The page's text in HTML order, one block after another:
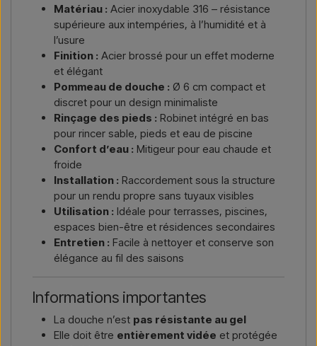
Matériau : Acier inoxydable 316 – résistance
supérieure aux intempéries, à l’humidité et à
l’usure
Finition : Acier brossé pour un effet moderne
et élégant
Pommeau de douche : Ø 6 cm compact et
discret pour un design minimaliste
Rinçage des pieds : Robinet intégré en bas
pour rincer sable, pieds et eau de piscine
Confort d’eau : Mitigeur pour eau chaude et
froide
Installation : Raccordement sous la structure
pour un rendu propre sans tuyaux visibles
Utilisation : Idéale pour terrasses, piscines,
espaces bien-être et résidences secondaires
Entretien : Facile à nettoyer et conserve son
élégance au fil des saisons
Informations importantes
La douche n’est pas résistante au gel
Elle doit être entièrement vidée et protégée